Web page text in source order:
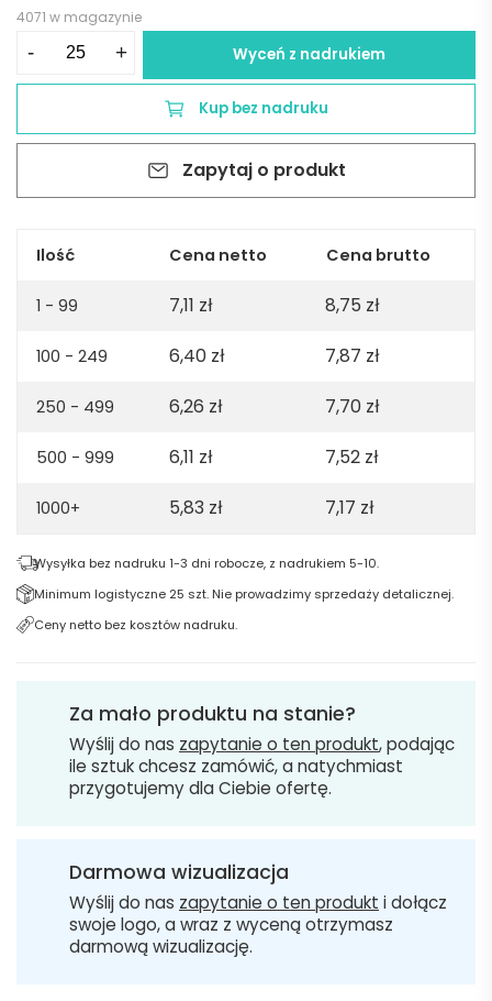
4071 w magazynie
-
czerwony
+ Wyceń z nadrukiem
Kup bez nadruku
Zapytaj o produkt
Ilość Cena netto Cena brutto
1 - 99 7,11 zł 8,75 zł
100 - 249 6,40 zł 7,87 zł
250 - 499 6,26 zł 7,70 zł
500 - 999 6,11 zł 7,52 zł
1000+ 5,83 zł 7,17 zł
Wysyłka bez nadruku 1-3 dni robocze, z nadrukiem 5-10.
Minimum logistyczne 25 szt. Nie prowadzimy sprzedaży detalicznej.
Ceny netto bez kosztów nadruku.
Za mało produktu na stanie?
Wyślij do nas zapytanie o ten produkt, podając
ile sztuk chcesz zamówić, a natychmiast
przygotujemy dla Ciebie ofertę.
Darmowa wizualizacja
Wyślij do nas zapytanie o ten produkt i dołącz
swoje logo, a wraz z wyceną otrzymasz
darmową wizualizację.